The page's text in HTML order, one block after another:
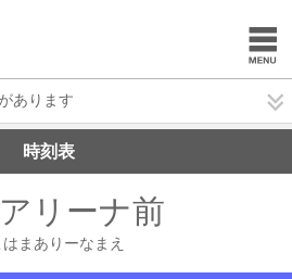
あります
時刻表
リーナ前
はまありーなまえ